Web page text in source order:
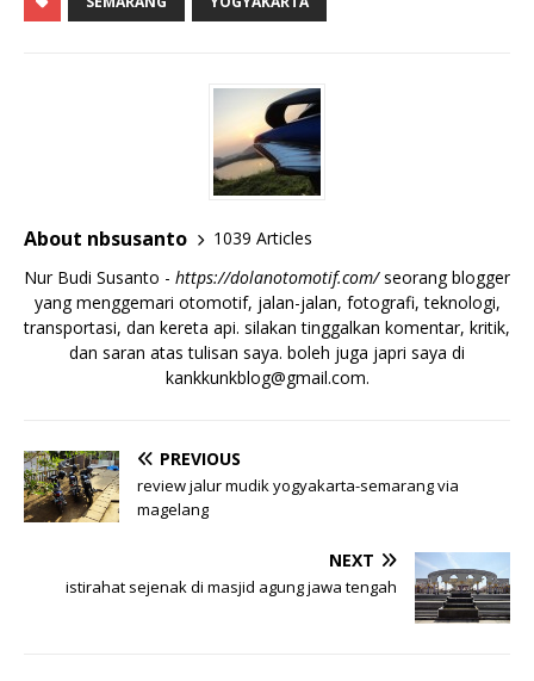
About nbsusanto
1039 Articles
Nur Budi Susanto - https://dolanotomotif.com/seorang blogger
yang menggemari otomotif, jalan-jalan, fotografi, teknologi,
transportasi, dan kereta api. silakan tinggalkan komentar, kritik,
dan saran atas tulisan saya. boleh juga japri saya di
kankkunkblog@gmail.com.
PREVIOUS
review jalur mudik yogyakarta-semarang via
magelang
NEXT
istirahat sejenak di masjid agung jawa tengah